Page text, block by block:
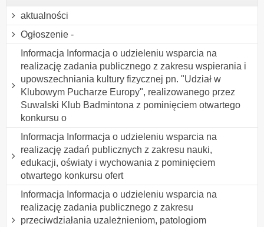
aktualności
Ogłoszenie -
Informacja Informacja o udzieleniu wsparcia na
realizację zadania publicznego z zakresu wspierania i
upowszechniania kultury fizycznej pn. "Udział w
Klubowym Pucharze Europy", realizowanego przez
Suwalski Klub Badmintona z pominięciem otwartego
konkursu o
Informacja Informacja o udzieleniu wsparcia na
realizację zadań publicznych z zakresu nauki,
edukacji, oświaty i wychowania z pominięciem
otwartego konkursu ofert
Informacja Informacja o udzieleniu wsparcia na
realizację zadania publicznego z zakresu
przeciwdziałania uzależnieniom, patologiom